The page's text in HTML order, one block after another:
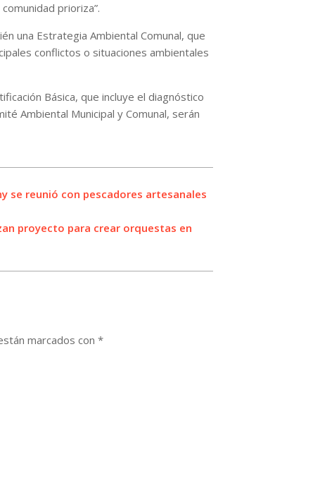
prioriza”.
una Estrategia Ambiental Comunal, que
conflictos o situaciones ambientales
Básica, que incluye el diagnóstico
Ambiental Municipal y Comunal, serán
se reunió con pescadores artesanales
proyecto para crear orquestas en
marcados con *